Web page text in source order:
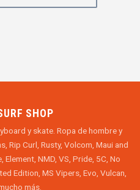
SHOP
y skate. Ropa de hombre y
Rip Curl, Rusty, Volcom, Maui and
NMD, VS, Pride, 5C, No
Edition, MS Vipers, Evo, Vulcan,
más.